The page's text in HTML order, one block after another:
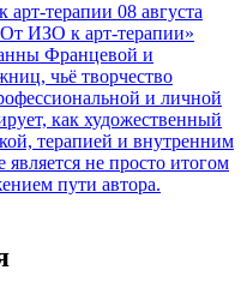
терапии 08 августа
ИЗО к арт-терапии»
Францевой и
чьё творчество
и личной
как художественный
терапией и внутренним
не просто итогом
пути автора.